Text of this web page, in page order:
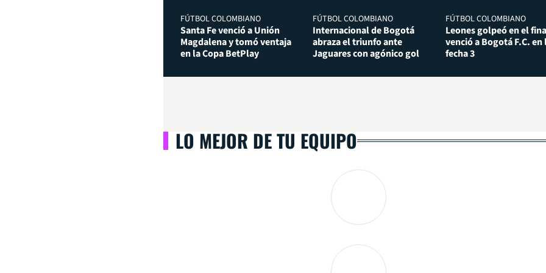
FÚTBOL COLOMBIANO
Santa Fe venció a Unión
Magdalena y tomó ventaja
en la Copa BetPlay
FÚTBOL COLOMBIANO
Internacional de Bogotá
abraza el triunfo ante
Jaguares con agónico gol
FÚTBOL COLOMBIANO
Leones golpeó en el
venció a Bogotá F.C. en
fecha 3
LO MEJOR DE TU EQUIPO